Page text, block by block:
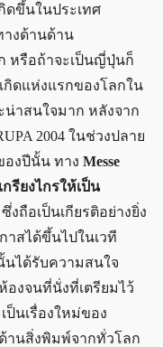
ดขึ้นในประเทศ
างด้านด้าน
หรือถ้าจะเป็นญี่ปุ่นก็
กิดแห่งแรกของโลกใน
น่าสนใจมาก หลังจาก
2004 ในช่วงปลาย
งปีนั้น ทาง Messe
รียงไกรให้เป็น
ซึ่งถือเป็นเกียรติอย่างยิ่ง
าสได้ขึ้นไปในเวที
นได้รับความสนใจ
องจนที่นั่งที่เตรียมไว้
ป็นเรื่องใหม่ของ
านสิ่งพิมพ์จากทั่วโลก